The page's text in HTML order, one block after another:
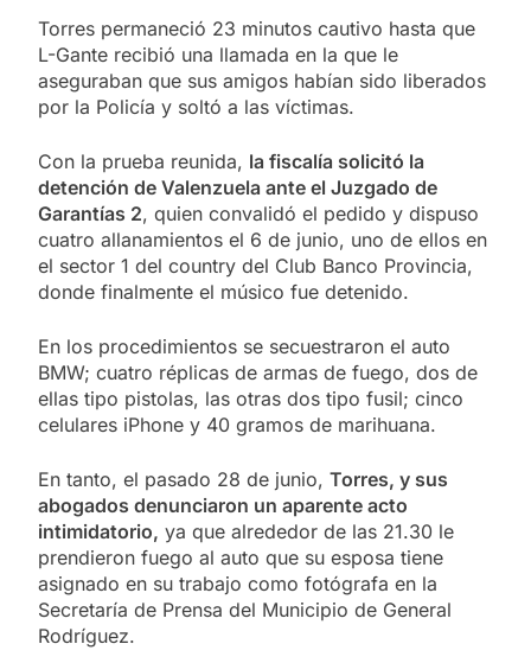
Torres permaneció 23 minutos cautivo hasta que
L-Gante recibió una llamada en la que le
aseguraban que sus amigos habían sido liberados
por la Policía y soltó a las víctimas.
Con la prueba reunida, la fiscalía solicitó la
detención de Valenzuela ante el Juzgado de
Garantías 2, quien convalidó el pedido y dispuso
cuatro allanamientos el 6 de junio, uno de ellos en
el sector 1 del country del Club Banco Provincia,
donde finalmente el músico fue detenido.
En los procedimientos se secuestraron el auto
BMW; cuatro réplicas de armas de fuego, dos de
ellas tipo pistolas, las otras dos tipo fusil; cinco
celulares iPhone y 40 gramos de marihuana.
En tanto, el pasado 28 de junio, Torres, y sus
abogados denunciaron un aparente acto
intimidatorio, ya que alrededor de las 21.30 le
prendieron fuego al auto que su esposa tiene
asignado en su trabajo como fotógrafa en la
Secretaría de Prensa del Municipio de General
Rodríguez.